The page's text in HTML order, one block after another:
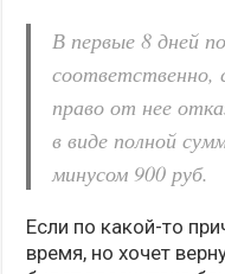
В первые 8 дней
соответственно,
право от нее
в виде полной
минусом 900 руб.
Если по какой-то
время, но хочет